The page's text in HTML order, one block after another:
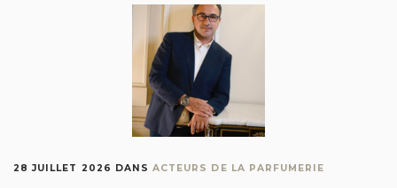
28 JUILLET 2026 DANSACTEURS DE LA PARFUMERIE